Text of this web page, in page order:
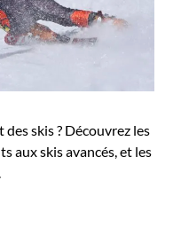
skis ? Découvrez les
aux skis avancés, et les